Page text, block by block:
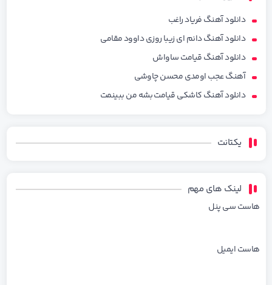
دانلود آهنگ فریاد راغب
دانلود آهنگ دانم ای زیبا روزی داوود مقامی
دانلود آهنگ قیامت ساواش
آهنگ عجب اومدی محسن چاوشی
دانلود آهنگ کاشکی قیامت بشه من ببینمت
یکتانت
لینک های مهم
هاست سی پنل
هاست ایمیل